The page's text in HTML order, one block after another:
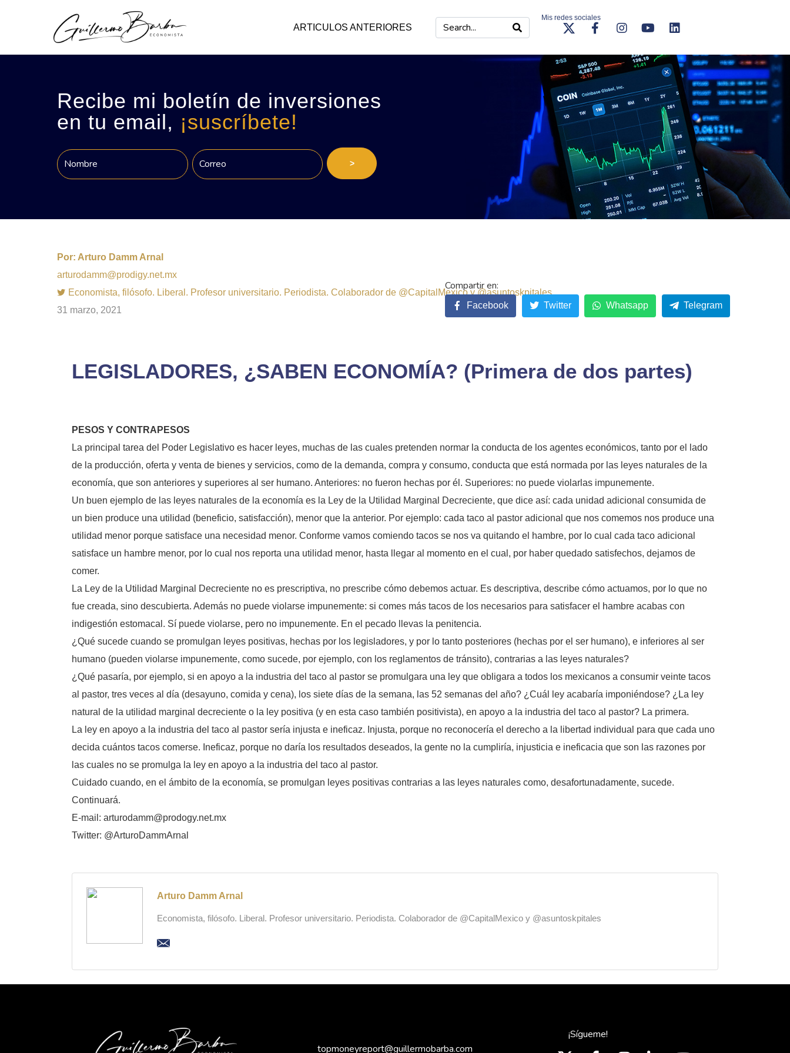
ARTICULOS ANTERIORES
Mis redes sociales
Recibe mi boletín de inversiones
en tu email, ¡suscríbete!
>
Por: Arturo Damm Arnal
arturodamm@prodigy.net.mx
Economista, filósofo. Liberal. Profesor universitario. Periodista. Colaborador de @CapitalMexico y @asuntoskpitales
31 marzo, 2021
LEGISLADORES, ¿SABEN ECONOMÍA? (Primera de dos partes)
PESOS Y CONTRAPESOS
La principal tarea del Poder Legislativo es hacer leyes, muchas de las cuales pretenden normar la conducta de los agentes económicos, tanto por el lado
de la producción, oferta y venta de bienes y servicios, como de la demanda, compra y consumo, conducta que está normada por las leyes naturales de la
economía, que son anteriores y superiores al ser humano. Anteriores: no fueron hechas por él. Superiores: no puede violarlas impunemente.
Un buen ejemplo de las leyes naturales de la economía es la Ley de la Utilidad Marginal Decreciente, que dice así: cada unidad adicional consumida de
un bien produce una utilidad (beneficio, satisfacción), menor que la anterior. Por ejemplo: cada taco al pastor adicional que nos comemos nos produce una
utilidad menor porque satisface una necesidad menor. Conforme vamos comiendo tacos se nos va quitando el hambre, por lo cual cada taco adicional
satisface un hambre menor, por lo cual nos reporta una utilidad menor, hasta llegar al momento en el cual, por haber quedado satisfechos, dejamos de
comer.
La Ley de la Utilidad Marginal Decreciente no es prescriptiva, no prescribe cómo debemos actuar. Es descriptiva, describe cómo actuamos, por lo que no
fue creada, sino descubierta. Además no puede violarse impunemente: si comes más tacos de los necesarios para satisfacer el hambre acabas con
indigestión estomacal. Sí puede violarse, pero no impunemente. En el pecado llevas la penitencia.
¿Qué sucede cuando se promulgan leyes positivas, hechas por los legisladores, y por lo tanto posteriores (hechas por el ser humano), e inferiores al ser
humano (pueden violarse impunemente, como sucede, por ejemplo, con los reglamentos de tránsito), contrarias a las leyes naturales?
¿Qué pasaría, por ejemplo, si en apoyo a la industria del taco al pastor se promulgara una ley que obligara a todos los mexicanos a consumir veinte tacos
al pastor, tres veces al día (desayuno, comida y cena), los siete días de la semana, las 52 semanas del año? ¿Cuál ley acabaría imponiéndose? ¿La ley
natural de la utilidad marginal decreciente o la ley positiva (y en esta caso también positivista), en apoyo a la industria del taco al pastor? La primera.
La ley en apoyo a la industria del taco al pastor sería injusta e ineficaz. Injusta, porque no reconocería el derecho a la libertad individual para que cada uno
decida cuántos tacos comerse. Ineficaz, porque no daría los resultados deseados, la gente no la cumpliría, injusticia e ineficacia que son las razones por
las cuales no se promulga la ley en apoyo a la industria del taco al pastor.
Cuidado cuando, en el ámbito de la economía, se promulgan leyes positivas contrarias a las leyes naturales como, desafortunadamente, sucede.
Continuará.
E-mail: arturodamm@prodogy.net.mx
Twitter: @ArturoDammArnal
Facebook Twitter Whatsapp Telegram
Arturo Damm Arnal
Economista, filósofo. Liberal. Profesor universitario. Periodista. Colaborador de @CapitalMexico y @asuntoskpitales
topmoneyreport@guillermobarba.com
¡Sígueme!